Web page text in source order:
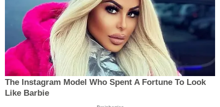
The Instagram Model Who Spent A Fortune To Look
Like Barbie